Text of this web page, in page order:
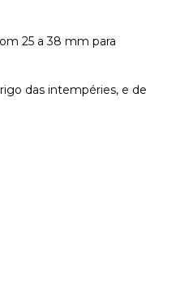
25 a 38 mm para
das intempéries, e de